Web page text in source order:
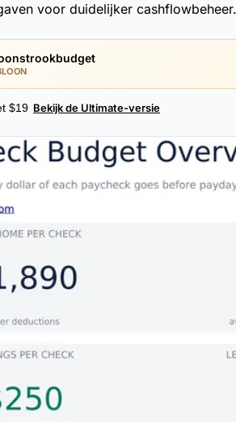
voor duidelijker cashflowbeheer.
$19 Bekijk de Ultimate-versie